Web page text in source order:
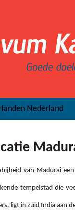
Nederland
van Madurai
tempelstad die
ligt in zuid India aan